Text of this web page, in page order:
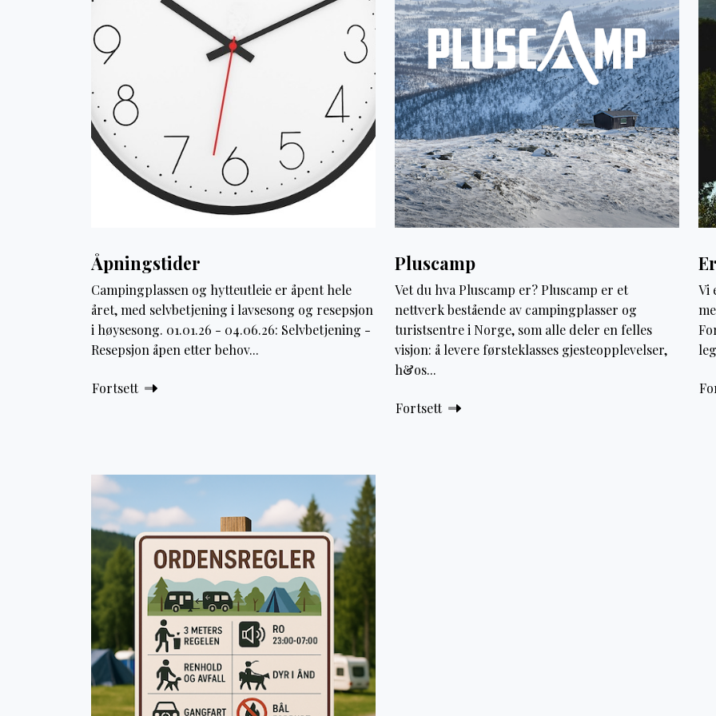
Åpningstider
Campingplassen og hytteutleie er åpent hele
året, med selvbetjening i lavsesong og resepsjon
i høysesong. 01.01.26 - 04.06.26: Selvbetjening -
Resepsjon åpen etter behov...
Fortsett
Pluscamp
Vet du hva Pluscamp er? Pluscamp er et
nettverk bestående av campingplasser og
turistsentre i Norge, som alle deler en felles
visjon: å levere førsteklasses gjesteopplevelser,
h&os...
Fortsett
Vi